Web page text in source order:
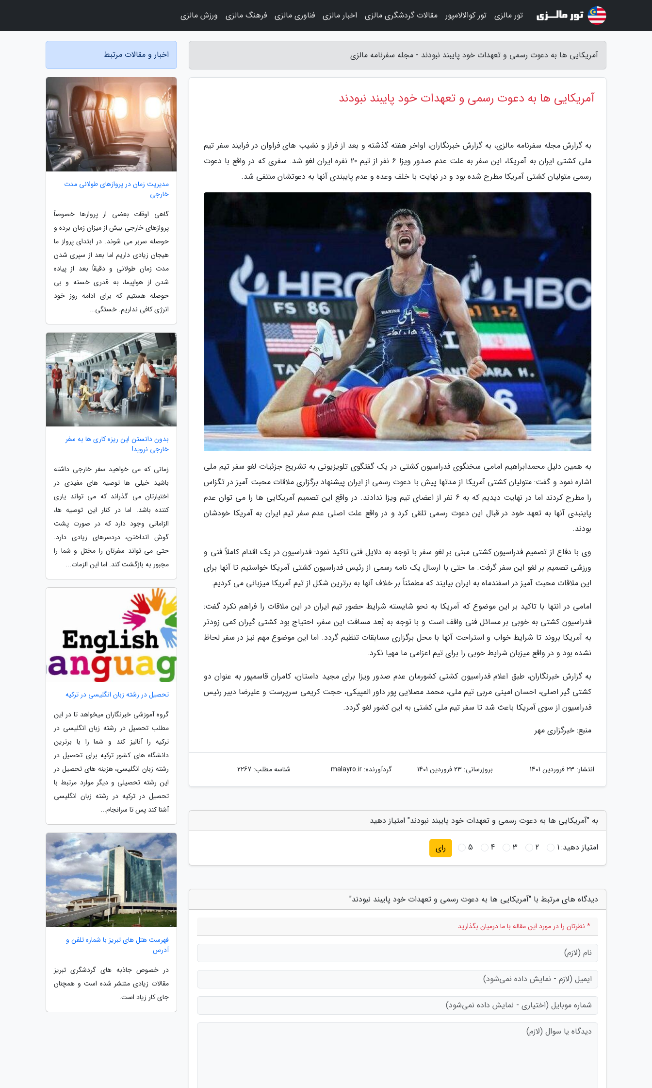
آمریکایی ها به دعوت رسمی و تعهدات خود پایبند نبودند - مجله سفرنامه مالزی
آمریکایی ها به دعوت رسمی و تعهدات خود پایبند نبودند
به گزارش مجله سفرنامه مالزی، به گزارش خبرنگاران، اواخر هفته گذشته و بعد از فراز و نشیب های فراوان در فرایند سفر تیم
ملی کشتی ایران به آمریکا، این سفر به علت عدم صدور ویزا 6 نفر از تیم 20 نفره ایران لغو شد. سفری که در واقع با دعوت
رسمی متولیان کشتی آمریکا مطرح شده بود و در نهایت با خلف وعده و عدم پایبندی آنها به دعوتشان منتفی شد.
به همین دلیل محمدابراهیم امامی سخنگوی فدراسیون کشتی در یک گفتگوی تلویزیونی به تشریح جزئیات لغو سفر تیم ملی
اشاره نمود و گفت: متولیان کشتی آمریکا از مدتها پیش با دعوت رسمی از ایران پیشنهاد برگزاری ملاقات محبت آمیز در تگزاس
را مطرح کردند اما در نهایت دیدیم که به 6 نفر از اعضای تیم ویزا ندادند. در واقع این تصمیم آمریکایی ها را می توان عدم
پاینبدی آنها به تعهد خود در قبال این دعوت رسمی تلقی کرد و در واقع علت اصلی عدم سفر تیم ایران به آمریکا خودشان
بودند.
وی با دفاع از تصمیم فدراسیون کشتی مبنی بر لغو سفر با توجه به دلایل فنی تاکید نمود: فدراسیون در یک اقدام کاملاً فنی و
ورزشی تصمیم بر لغو این سفر گرفت. ما حتی با ارسال یک نامه رسمی از رئیس فدراسیون کشتی آمریکا خواستیم تا آنها برای
این ملاقات محبت آمیز در اسفندماه به ایران بیایند که مطمئناً بر خلاف آنها به برترین شکل از تیم آمریکا میزبانی می کردیم.
امامی در انتها با تاکید بر این موضوع که آمریکا به نحو شایسته شرایط حضور تیم ایران در این ملاقات را فراهم نکرد گفت:
فدراسیون کشتی به خوبی بر مسائل فنی واقف است و با توجه به بُعد مسافت این سفر، احتیاج بود کشتی گیران کمی زودتر
به آمریکا بروند تا شرایط خواب و استراحت آنها با محل برگزاری مسابقات تنظیم گردد. اما این موضوع مهم نیز در سفر لحاظ
نشده بود و در واقع میزبان شرایط خوبی را برای تیم اعزامی ما مهیا نکرد.
به گزارش خبرنگاران، طبق اعلام فدراسیون کشتی کشورمان عدم صدور ویزا برای مجید داستان، کامران قاسمپور به عنوان دو
کشتی گیر اصلی، احسان امینی مربی تیم ملی، محمد مصلایی پور داور المپیکی، حجت کریمی سرپرست و علیرضا دبیر رئیس
فدراسیون از سوی آمریکا باعث شد تا سفر تیم ملی کشتی به این کشور لغو گردد.
منبع: خبرگزاری مهر
انتشار: 23 فروردین 1401 بروزرسانی: 23 فروردین 1401 گردآورنده:malayro.ir شناسه مطلب: 2267
به "آمریکایی ها به دعوت رسمی و تعهدات خود پایبند نبودند" امتیاز دهید
امتیاز دهید:1
2
3
4
5 رای
دیدگاه های مرتبط با "آمریکایی ها به دعوت رسمی و تعهدات خود پایبند نبودند"
* نظرتان را در مورد این مقاله با ما درمیان بگذارید
اخبار و مقالات مرتبط
مدیریت زمان در پروازهای طولانی مدت
خارجی
گاهی اوقات بعضی از پروازها خصوصاً
پروازهای خارجی بیش از میزان زمان برده و
حوصله سربر می شوند. در ابتدای پرواز ما
هیجان زیادی داریم اما بعد از سپری شدن
مدت زمان طولانی و دقیقاً بعد از پیاده
شدن از هواپیما، به قدری خسته و بی
حوصله هستیم که برای ادامه روز خود
انرژی کافی نداریم. خستگی...
بدون دانستن این ریزه کاری ها به سفر
خارجی نروید!
زمانی که می خواهید سفر خارجی داشته
باشید خیلی ها توصیه های مفیدی در
اختیارتان می گذراند که می تواند یاری
کننده باشد. اما در کنار این توصیه ها،
الزاماتی وجود دارد که در صورت پشت
گوش انداختن، دردسرهای زیادی دارد.
حتی می تواند سفرتان را مختل و شما را
مجبور به بازگشت کند. اما این الزمات...
تحصیل در رشته زبان انگلیسی در ترکیه
گروه آموزشی خبرنگاران میخواهد تا در این
مطلب تحصیل در رشته زبان انگلیسی در
ترکیه را آنالیز کند و شما را با برترین
دانشگاه های کشور ترکیه برای تحصیل در
رشته زبان انگلیسی، هزینه های تحصیل در
این رشته تحصیلی و دیگر موارد مرتبط با
تحصیل در ترکیه در رشته زبان انگلیسی
آشنا کند پس تا سرانجام...
فهرست هتل های تبریز با شماره تلفن و
آدرس
در خصوص جاذبه های گردشگری تبریز
مقالات زیادی منتشر شده است و همچنان
جای کار زیاد است.
تور مالزی تور کوالالامپور مقالات گردشگری مالزی اخبار مالزی فناوری مالزی فرهنگ مالزی ورزش مالزی